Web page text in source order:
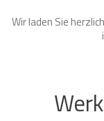
Wir laden Sie